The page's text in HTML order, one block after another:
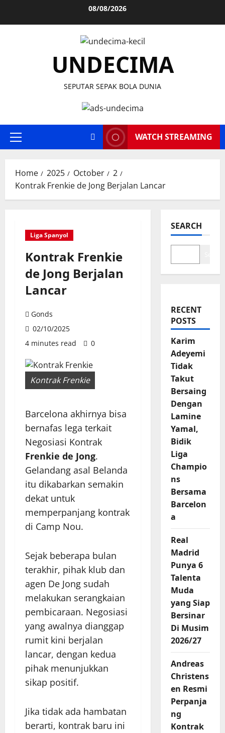
08/08/2026
UNDECIMA
SEPUTAR SEPAK BOLA DUNIA
Primary
WATCH STREAMING
Home 2025 October
2
Kontrak Frenkie de Jong Berjalan Lancar
Liga Spanyol
Kontrak Frenkie
de Jong Berjalan
Lancar
Gonds
02/10/2025
4 minutes read
0
Kontrak Frenkie
Barcelona akhirnya bisa
bernafas lega terkait
Negosiasi Kontrak
Frenkie de Jong.
Gelandang asal Belanda
itu dikabarkan semakin
dekat untuk
memperpanjang kontrak
di Camp Nou.
Sejak beberapa bulan
terakhir, pihak klub dan
agen De Jong sudah
melakukan serangkaian
pembicaraan. Negosiasi
yang awalnya dianggap
rumit kini berjalan
lancar, dengan kedua
pihak menunjukkan
sikap positif.
Jika tidak ada hambatan
berarti, kontrak baru ini
SEARCH
RECENT
POSTS
Karim
Adeyemi
Tidak
Takut
Bersaing
Dengan
Lamine
Yamal,
Bidik
Liga
Champio
ns
Bersama
Barcelon
a
Real
Madrid
Punya 6
Talenta
Muda
yang Siap
Bersinar
Di Musim
2026/27
Andreas
Christens
en Resmi
Perpanja
ng
Kontrak